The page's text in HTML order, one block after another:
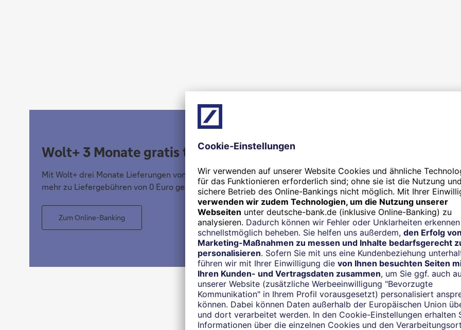
Wolt+ 3 Monate gratis testen
Mit Wolt+ drei Monate Lieferungen von Lieblingsessen, Wocheneinkauf und
mehr zu Liefergebühren von 0 Euro genießen.
Zum Online-Banking
Jetzt auch in der neuen
Bis zu 45 % Preisvorteil
Partners cadooz.
Zum Online-Banking